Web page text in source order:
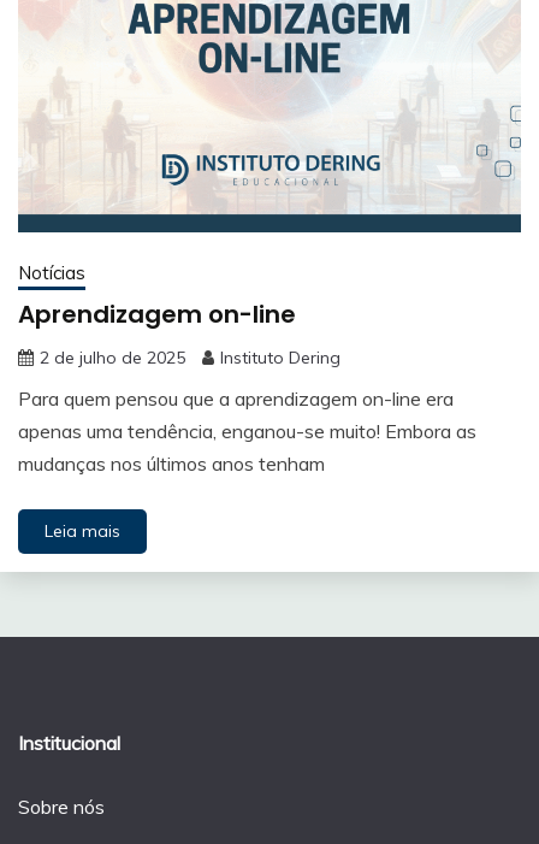
Notícias
Aprendizagem on-line
2 de julho de 2025 Instituto Dering
Para quem pensou que a aprendizagem on-line era
apenas uma tendência, enganou-se muito! Embora as
mudanças nos últimos anos tenham
Leia mais
Institucional
Sobre nós